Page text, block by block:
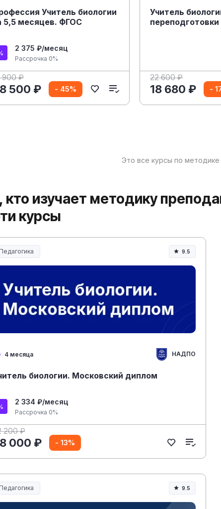
Учитель биологии
5,5 месяцев. ФГОС
2 375 ₽/месяц
Рассрочка 0%
900 ₽
500 ₽ - 45%
Учитель
переподготовки
22 600 ₽
18 680 ₽ -
Это все курсы по
кто изучает методику
курсы
Педагогика
и педагогика
9.5
4 месяца НАДПО
биологии. Московский диплом
2 334 ₽/месяц
Рассрочка 0%
200 ₽
000 ₽ - 13%
Педагогика
и педагогика
9.5